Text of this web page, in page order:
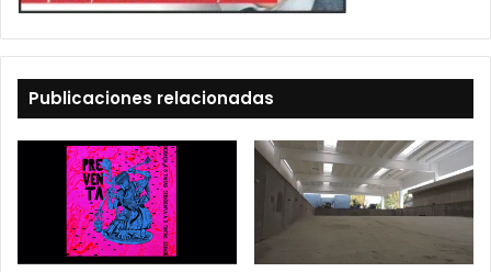
Publicaciones relacionadas